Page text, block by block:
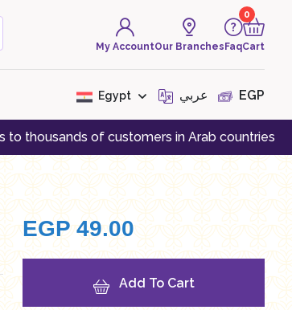
My AccountOur Branches Faq
0
Cart
There are no products to
display at the moment
Egypt عربي EGP
of customers in Arab countries
EGP 49.00
Add To Cart